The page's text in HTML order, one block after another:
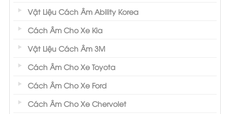
Vật Liệu Cách Âm Ability Korea
Cách Âm Cho Xe Kia
Vật Liệu Cách Âm 3M
Cách Âm Cho Xe Toyota
Cách Âm Cho Xe Ford
Cách Âm Cho Xe Chervolet